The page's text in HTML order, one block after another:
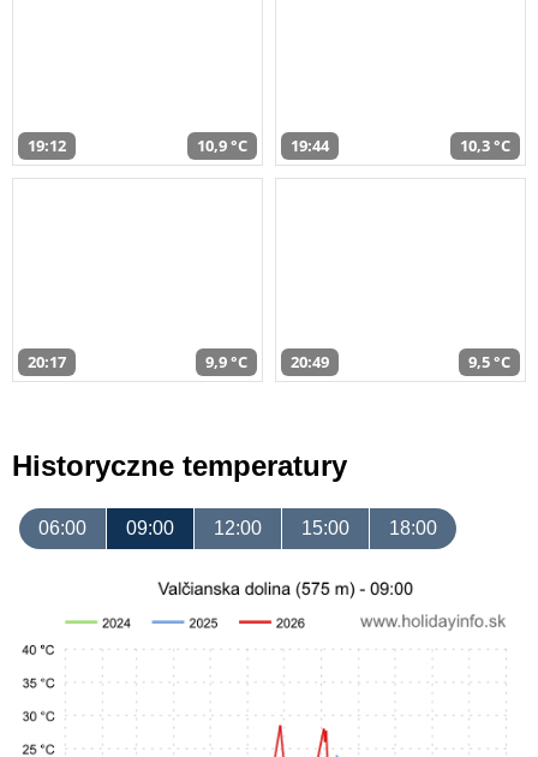
19:12 10,9 °C 19:44 10,3 °C
20:17 9,9 °C 20:49 9,5 °C
Historyczne temperatury
06:00 09:00 12:00 15:00 18:00